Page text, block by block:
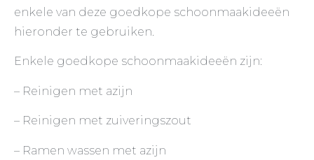
enkele van deze goedkope schoonmaakideeën
hieronder te gebruiken.
Enkele goedkope schoonmaakideeën zijn:
– Reinigen met azijn
– Reinigen met zuiveringszout
– Ramen wassen met azijn